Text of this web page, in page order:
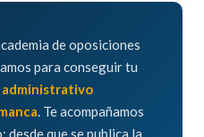
de oposiciones
para conseguir tu
. Te acompañamos
que se publica la